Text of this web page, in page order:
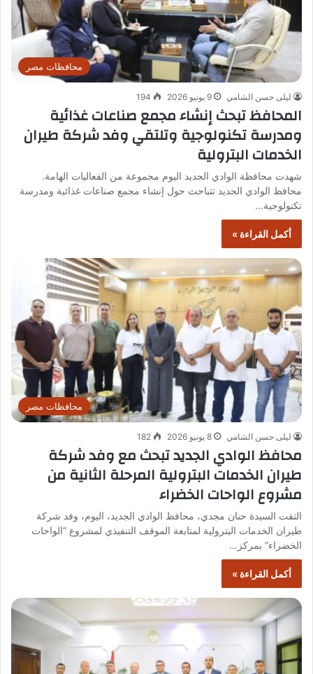
محافظات مصر
ليلى حسن الشامي 9 يونيو 2026 194
المحافظ تبحث إنشاء مجمع صناعات غذائية
ومدرسة تكنولوجية وتلتقي وفد شركة طيران
الخدمات البترولية
شهدت محافظة الوادي الجديد اليوم مجموعة من الفعاليات الهامة.
محافظ الوادي الجديد تتباحث حول إنشاء مجمع صناعات غذائية ومدرسة
تكنولوجية…
أكمل القراءة »
محافظات مصر
ليلى حسن الشامي 8 يونيو 2026 182
محافظ الوادي الجديد تبحث مع وفد شركة
طيران الخدمات البترولية المرحلة الثانية من
مشروع الواحات الخضراء
التقت السيدة حنان مجدي، محافظ الوادي الجديد، اليوم، وفد شركة
طيران الخدمات البترولية لمتابعة الموقف التنفيذي لمشروع “الواحات
الخضراء” بمركز…
أكمل القراءة »